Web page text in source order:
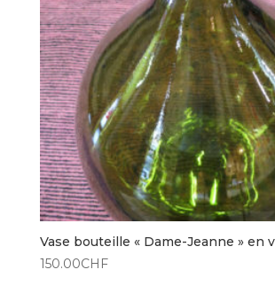
Vase bouteille « Dame-Jeanne » en
150.00CHF